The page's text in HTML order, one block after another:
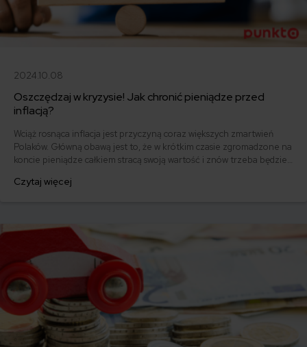
2024.10.08
Oszczędzaj w kryzysie! Jak chronić pieniądze przed
inflacją?
Wciąż rosnąca inflacja jest przyczyną coraz większych zmartwień
Polaków. Główną obawą jest to, że w krótkim czasie zgromadzone na
koncie pieniądze całkiem stracą swoją wartość i znów trzeba będzie
chronić oszczędności przed inflacją?
Czytaj więcej